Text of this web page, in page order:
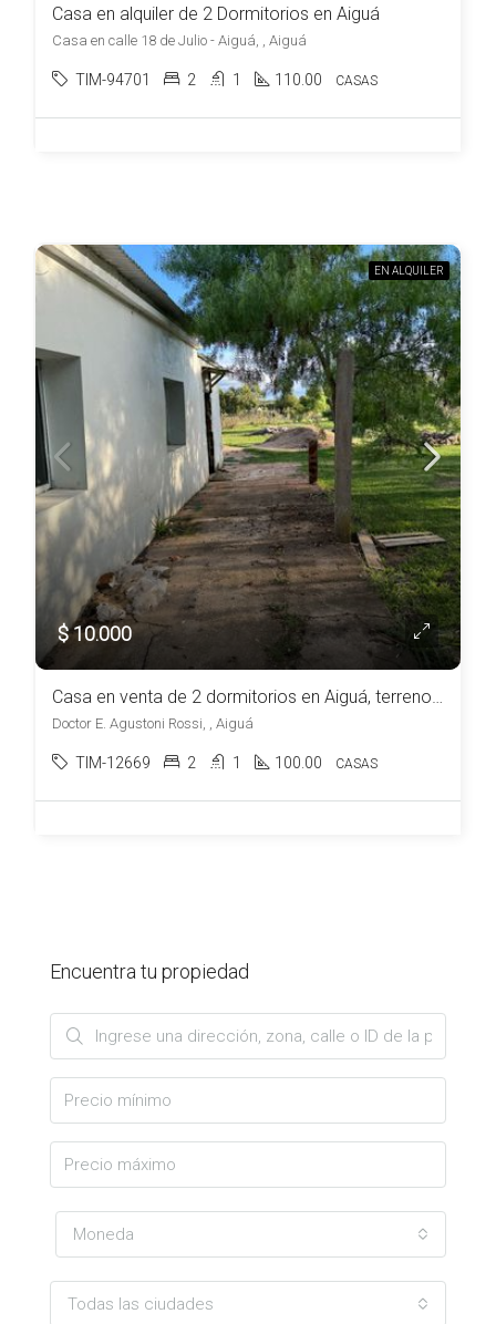
Casa en alquiler de 2 Dormitorios en Aiguá
Casa en calle 18 de Julio - Aiguá, , Aiguá
TIM-94701 2 1 110.00 CASAS
EN ALQUILER
$ 10.000
Casa en venta de 2 dormitorios en Aiguá, terreno de 1827m2
Doctor E. Agustoni Rossi, , Aiguá
TIM-12669 2 1 100.00 CASAS
Encuentra tu propiedad
Moneda
Todas las ciudades